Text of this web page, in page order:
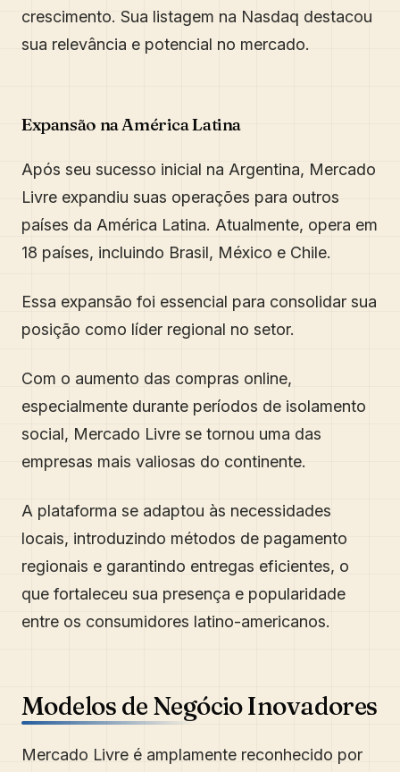
crescimento. Sua listagem na Nasdaq destacou
sua relevância e potencial no mercado.
Expansão na América Latina
Após seu sucesso inicial na Argentina, Mercado
Livre expandiu suas operações para outros
países da América Latina. Atualmente, opera em
18 países, incluindo Brasil, México e Chile.
Essa expansão foi essencial para consolidar sua
posição como líder regional no setor.
Com o aumento das compras online,
especialmente durante períodos de isolamento
social, Mercado Livre se tornou uma das
empresas mais valiosas do continente.
A plataforma se adaptou às necessidades
locais, introduzindo métodos de pagamento
regionais e garantindo entregas eficientes, o
que fortaleceu sua presença e popularidade
entre os consumidores latino-americanos.
Modelos de Negócio Inovadores
Mercado Livre é amplamente reconhecido por